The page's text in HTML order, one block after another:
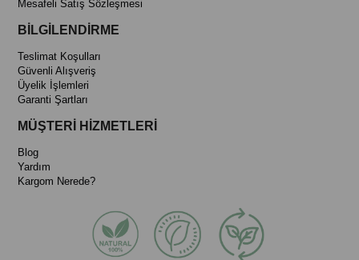
Mesafeli Satış Sözleşmesi
BİLGİLENDİRME
Teslimat Koşulları
Güvenli Alışveriş
Üyelik İşlemleri
Garanti Şartları
MÜŞTERİ HİZMETLERİ
Blog
Yardım
Kargom Nerede?